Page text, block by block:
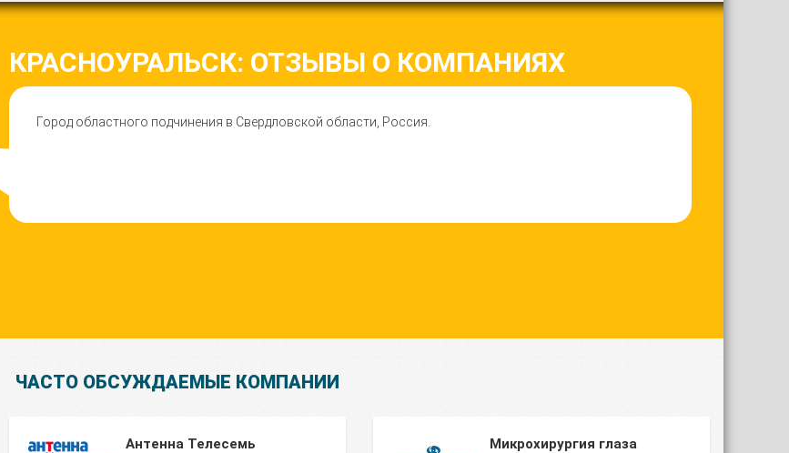
КРАСНОУРАЛЬСК: ОТЗЫВЫ О КОМПАНИЯХ
Город областного подчинения в Свердловской области, Россия.
ЧАСТО ОБСУЖДАЕМЫЕ КОМПАНИИ
Антенна Телесемь Микрохирургия глаза